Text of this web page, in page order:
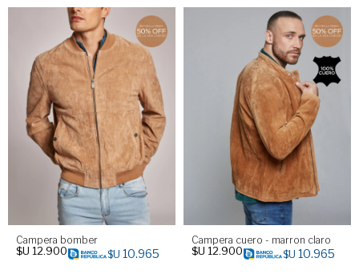
Campera bomber
$U 12.900 $U 10.965
Campera cuero - marron claro
$U 12.900 $U 10.965